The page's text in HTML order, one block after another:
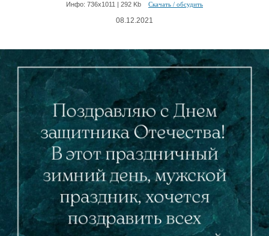
Инфо: 736х1011 | 292 Kb Скачать / обсудить
08.12.2021